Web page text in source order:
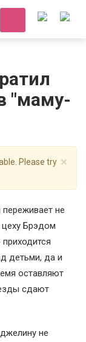
"маму-
×
Please try
не
Брэдом
детьми, да и
оставляют
сдают
не